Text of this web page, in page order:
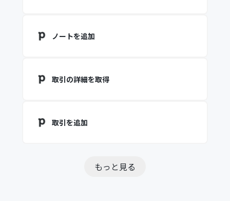
ノートを追加
取引の詳細を取得
取引を追加
もっと見る